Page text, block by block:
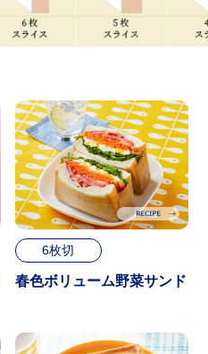
6枚切
春色ボリューム野菜サンド